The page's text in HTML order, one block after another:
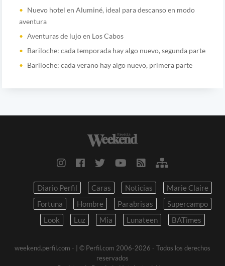
Nuevo hotel en Aluminé, ideal para descanso en modo
aventura
Aventuras de lujo en Los Cabos
Bariloche: cada temporada hay algo nuevo, segunda parte
Bariloche: cada verano hay algo nuevo, primera parte
Diario Perfil Caras Noticias
Marie Claire
Fortuna
Hombre Parabrisas
Supercampo
Look
Luz Mia Lunateen BATimes
weekend.perfil.com -
| © Perfil.com 2006-2026 - Todos los derechos
reservados